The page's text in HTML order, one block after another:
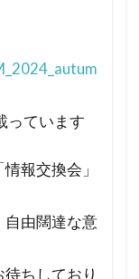
っています
報交換会」
自由闊達な意
ちしており